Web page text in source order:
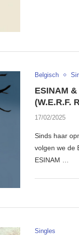
Belgisch
ESINAM
(W.E.R.F.
17/02/2025
Sinds haar
volgen we de
ESINAM …
Singles